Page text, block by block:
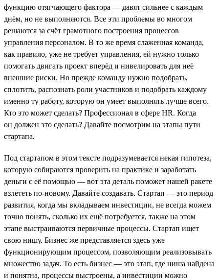
функцию отягчающего фактора — давят сильнее с каждым
днём, но не выполняются. Все эти проблемы во многом
решаются за счёт грамотного построения процессов
управления персоналом. В то же время слаженная команда,
как правило, уже не требует управления, ей нужно только
помогать двигать проект вперёд и нивелировать для неё
внешние риски. Но прежде команду нужно подобрать,
сплотить, распознать роли участников и подобрать каждому
именно ту работу, которую он умеет выполнять лучше всего.
Кто это может сделать? Профессионал в сфере HR. Когда
он должен это сделать? Давайте посмотрим на этапы пути
стартапа.
Под стартапом в этом тексте подразумевается некая гипотеза,
которую собираются проверить на практике и заработать
деньги с её помощью — вот эта деталь поможет нашей ракете
взлететь по-новому. Давайте создавать. Стартап — это период
развития, когда мы вкладываем инвестиции, не всегда можем
точно понять, сколько их ещё потребуется, также на этом
этапе выстраиваются первичные процессы. Стартап ищет
свою нишу. Бизнес же представляется здесь уже
функционирующим процессом, позволяющим реализовывать
множество задач. То есть бизнес — это этап, где ниша найдена
и понятна, процессы выстроены, а инвестиции можно